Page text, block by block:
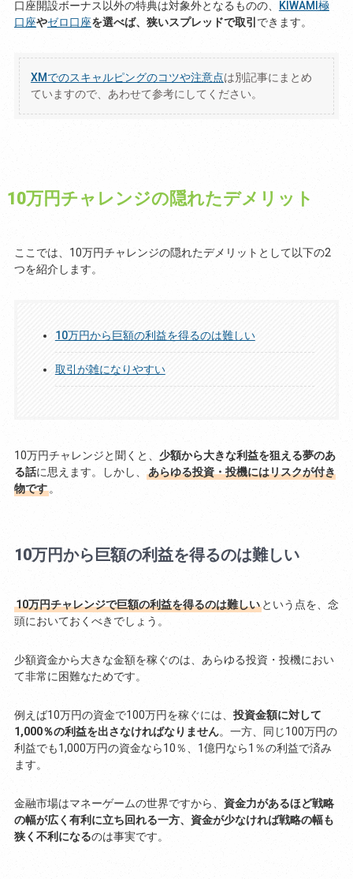
口座開設ボーナス以外の特典は対象外となるものの、
KIWAMI極
口座やゼロ口座を選べば、狭いスプレッドで取引 できます。
XMでのスキャルピングのコツや注意点は別記事にまとめ
ていますので、あわせて参考にしてください。
10万円チャレンジの隠れたデメリット
ここでは、10万円チャレンジの隠れたデメリットとして以下の2
つを紹介します。
10万円から巨額の利益を得るのは難しい
取引が雑になりやすい
10万円チャレンジと聞くと、 少額から大きな利益を狙える夢のあ
る話に思えます。しかし、
あらゆる投資・投機にはリスクが付き
物です。
10万円から巨額の利益を得るのは難しい
10万円チャレンジで巨額の利益を得るのは難しいという点を、念
頭においておくべきでしょう。
少額資金から大きな金額を稼ぐのは、あらゆる投資・投機におい
て非常に困難なためです。
例えば10万円の資金で100万円を稼ぐには、 投資金額に対して
1,000％の利益を出さなければなりません。一方、同じ100万円の
利益でも1,000万円の資金なら10％、1億円なら1％の利益で済み
ます。
金融市場はマネーゲームの世界ですから、 資金力があるほど戦略
の幅が広く有利に立ち回れる一方、資金が少なければ戦略の幅も
狭く不利になるのは事実です。